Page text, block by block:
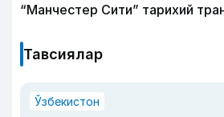
“Манчестер Сити” тарихий
Тавсиялар
Ўзбекистон